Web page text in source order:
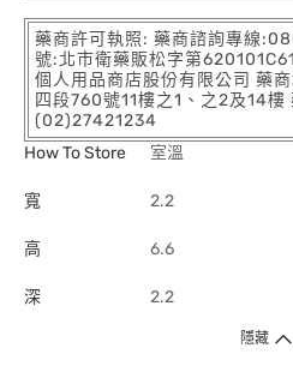
藥商許可執照: 藥商諮詢專線
號:北市衛藥販松字第
個人用品商店股份有限公司 藥
四段760號11樓之1、之2及14樓
(02)27421234
How To Store
室溫
寬 2.2
高 6.6
深 2.2
隱藏